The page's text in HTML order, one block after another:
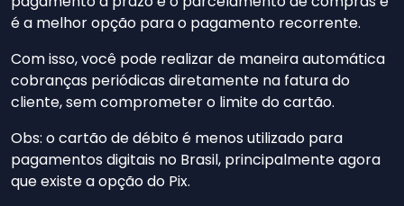
é a melhor opção para o pagamento recorrente.
Com isso, você pode realizar de maneira automática
cobranças periódicas diretamente na fatura do
cliente, sem comprometer o limite do cartão.
Obs: o cartão de débito é menos utilizado para
pagamentos digitais no Brasil, principalmente agora
que existe a opção do Pix.